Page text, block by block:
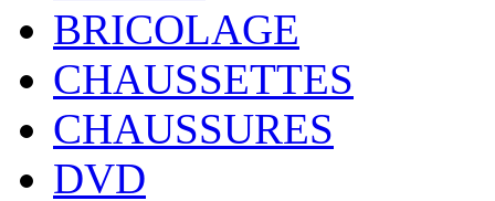
BRICOLAGE
CHAUSSETTES
CHAUSSURES
DVD